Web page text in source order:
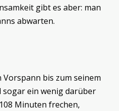
gibt es aber: man
abwarten.
bis zum seinem
ein wenig darüber
Minuten frechen,